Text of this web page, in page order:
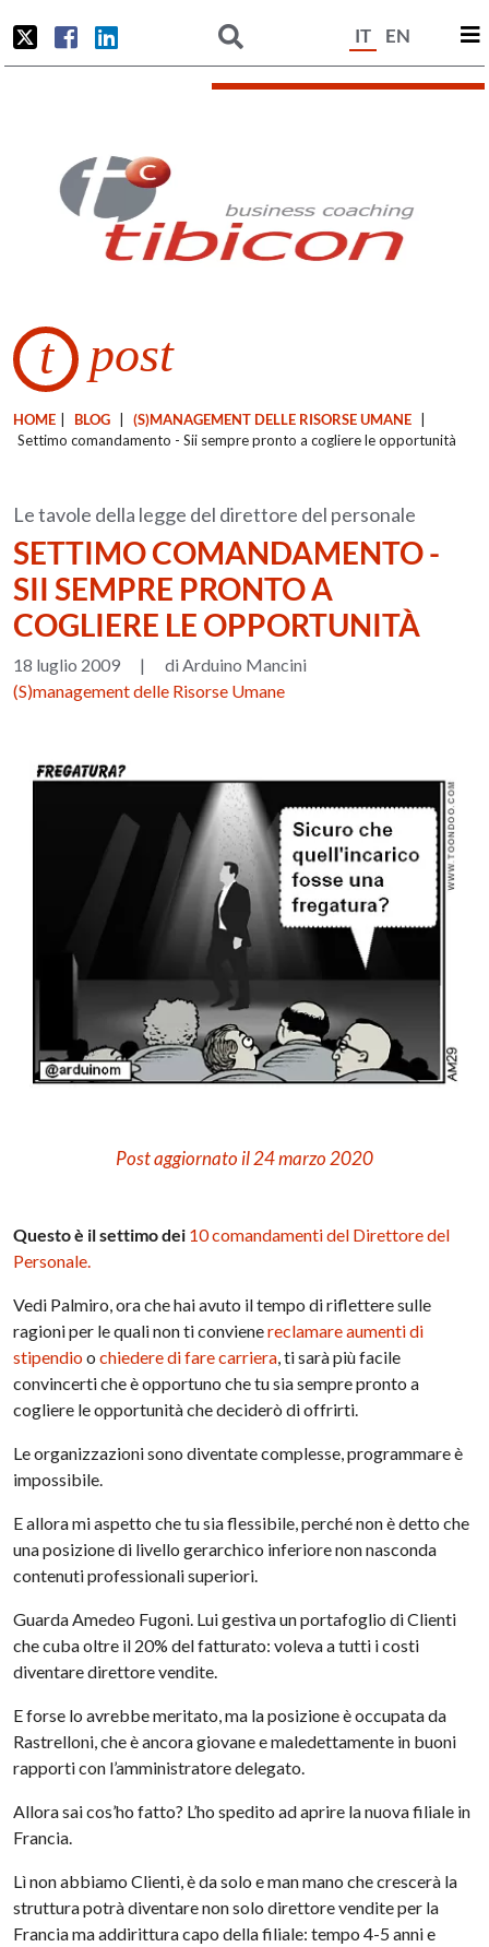
IT EN
t post
HOME BLOG (S)MANAGEMENT DELLE RISORSE UMANE
Settimo comandamento - Sii sempre pronto a cogliere le opportunità
Le tavole della legge del direttore del personale
SETTIMO COMANDAMENTO -
SII SEMPRE PRONTO A
COGLIERE LE OPPORTUNITÀ
18 luglio 2009 |
di Arduino Mancini
(S)management delle Risorse Umane
Post aggiornato il 24 marzo 2020
Questo è il settimo dei 10comandamentidel Direttore del
Personale.
Vedi Palmiro, ora che hai avuto il tempo di riflettere sulle
ragioni per le quali non ti convienereclamare aumenti di
stipendioochiedere di fare carriera, ti sarà più facile
convincerti che è opportuno che tu sia sempre pronto a
cogliere le opportunità che deciderò di offrirti.
Leorganizzazionisono diventate complesse, programmare è
impossibile.
E allora mi aspetto che tu sia flessibile, perché non è detto che
una posizione di livello gerarchico inferiore non nasconda
contenutiprofessionalisuperiori.
Guarda Amedeo Fugoni. Lui gestiva un portafoglio di Clienti
checubaoltre il 20% del fatturato: voleva a tutti i costi
diventare direttore vendite.
E forse lo avrebbe meritato, ma la posizione è occupata da
Rastrelloni, che è ancora giovane emaledettamente in buoni
rapporti con l’amministratoredelegato.
Allora saicos’ho fatto? L’ho spedito ad aprire la nuova filiale in
Francia.
Lì non abbiamo Clienti, è da solo e man mano che crescerà la
struttura potrà diventare non solo direttore vendite per la
Francia ma addirittura capo della filiale: tempo 4-5 anni e